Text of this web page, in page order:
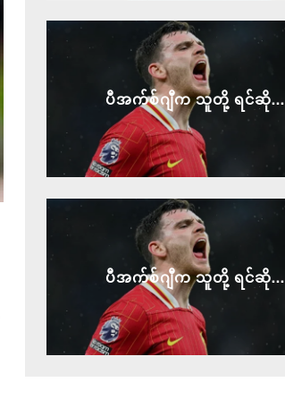
ပီအက်စ်ဂျီက သူတို့ ရင်ဆို...
ပီအက်စ်ဂျီက သူတို့ ရင်ဆို...